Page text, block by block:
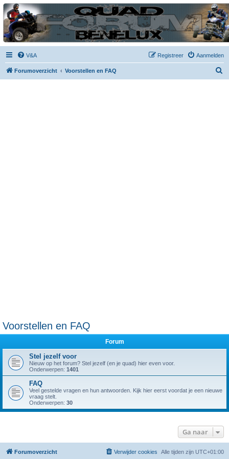
| QFB |
Hét quadforum van de Benelux
V&A Aanmelden
Registreer
Forumoverzicht Voorstellen en FAQ
Voorstellen en FAQ
Forum
Stel jezelf voor
Nieuw op het forum? Stel jezelf (en je quad) hier even voor.
Onderwerpen: 1401
FAQ
Veel gestelde vragen en hun antwoorden. Kijk hier eerst voordat je een nieuwe
vraag stelt.
Onderwerpen: 30
Ga naar
Forumoverzicht Alle tijden zijn UTC+01:00
Verwijder cookies